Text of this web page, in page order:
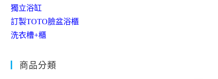
獨立浴缸
訂製TOTO臉盆浴櫃
洗衣槽+櫃
商品分類